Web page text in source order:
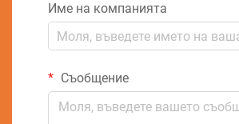
Име на компанията
Съобщение